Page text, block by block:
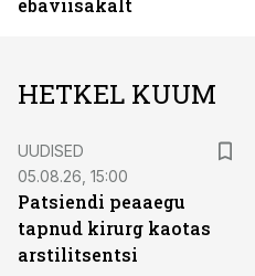
ebaviisakalt
HETKEL KUUM
UUDISED
05.08.26, 15:00
Patsiendi peaaegu
tapnud kirurg kaotas
arstilitsentsi